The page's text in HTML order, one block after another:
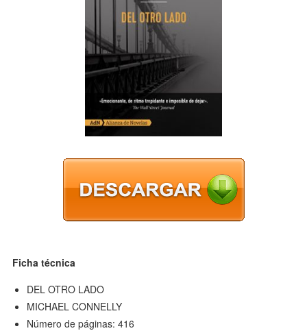
Ficha técnica
DEL OTRO LADO
MICHAEL CONNELLY
Número de páginas: 416